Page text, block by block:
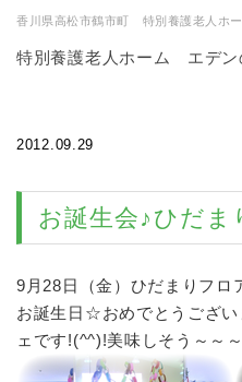
香川県高松市鶴市町 特別養護老人ホ
特別養護老人ホーム エデン
2012.09.29
お誕生会♪ひだま
9月28日（金）ひだまりフロ
お誕生日☆おめでとうござ
ェです!(^^)!美味しそう～～～